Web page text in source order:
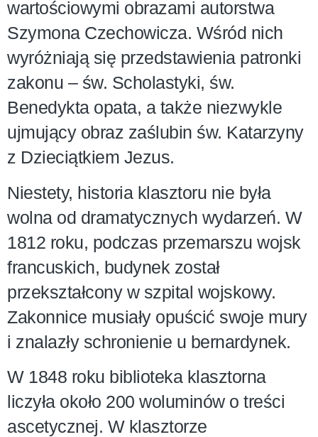
wartościowymi obrazami autorstwa
Szymona Czechowicza. Wśród nich
wyróżniają się przedstawienia patronki
zakonu – św. Scholastyki, św.
Benedykta opata, a także niezwykle
ujmujący obraz zaślubin św. Katarzyny
z Dzieciątkiem Jezus.
Niestety, historia klasztoru nie była
wolna od dramatycznych wydarzeń. W
1812 roku, podczas przemarszu wojsk
francuskich, budynek został
przekształcony w szpital wojskowy.
Zakonnice musiały opuścić swoje mury
i znalazły schronienie u bernardynek.
W 1848 roku biblioteka klasztorna
liczyła około 200 woluminów o treści
ascetycznej. W klasztorze